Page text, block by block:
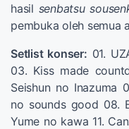
hasil senbatsu
pembuka oleh semua
Setlist konser: 01.
03. Kiss made
Seishun no Inazuma
no sounds good 08.
Yume no kawa 11.